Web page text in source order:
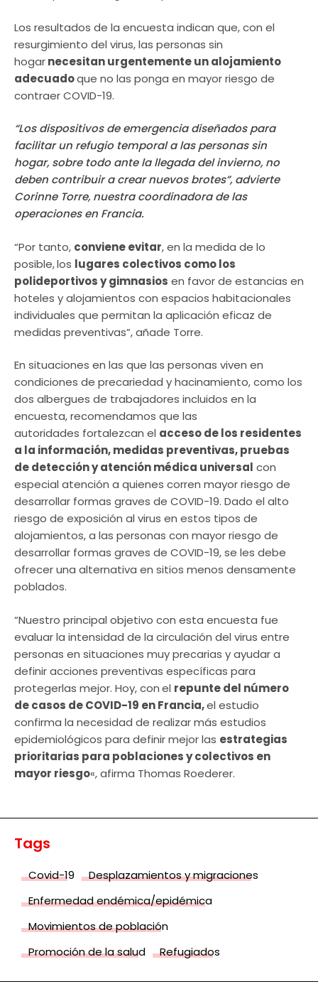
Los resultados de la encuesta indican que, con el
resurgimiento del virus, las personas sin
hogarnecesitan urgentemente un alojamiento
adecuadoque no las ponga en mayor riesgo de
contraer COVID-19.
“Los dispositivos de emergencia diseñados para
facilitar un refugio temporal a las personas sin
hogar, sobre todo ante la llegada del invierno, no
deben contribuir a crear nuevos brotes”, advierte
Corinne Torre, nuestra coordinadora de las
operaciones en Francia.
“Por tanto, conviene evitar, en la medida de lo
posible,los lugares colectivos como los
polideportivos y gimnasios en favor de estancias en
hoteles y alojamientos con espacios habitacionales
individuales que permitan la aplicación eficaz de
medidas preventivas”, añade Torre.
En situaciones en las que las personas viven en
condiciones de precariedad y hacinamiento, como los
dos albergues de trabajadores incluidos en la
encuesta, recomendamos que las
autoridades fortalezcan el acceso de los residentes
a la información, medidas preventivas, pruebas
de detección y atención médica universal con
especial atención a quienes corren mayor riesgo de
desarrollar formas graves de COVID-19. Dado el alto
riesgo de exposición al virus en estos tipos de
alojamientos, a las personas con mayor riesgo de
desarrollar formas graves de COVID-19, se les debe
ofrecer una alternativa en sitios menos densamente
poblados.
“Nuestro principal objetivo con esta encuesta fue
evaluar la intensidad de la circulación del virus entre
personas en situaciones muy precarias y ayudar a
definir acciones preventivas específicas para
protegerlas mejor. Hoy, conel repunte del número
de casos de COVID-19 en Francia,el estudio
confirma la necesidad de realizar más estudios
epidemiológicos para definir mejor las estrategias
prioritarias para poblaciones y colectivos en
mayor riesgo«, afirma Thomas Roederer.
Tags
Covid-19
Desplazamientos y migraciones
Enfermedad endémica/epidémica
Movimientos de población
Promoción de la salud
Refugiados